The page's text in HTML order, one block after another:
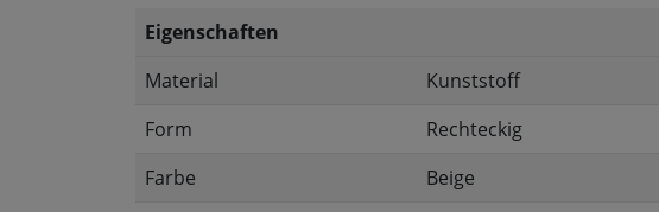
Eigenschaften
Material
Kunststoff
Form
Rechteckig
Farbe
Beige